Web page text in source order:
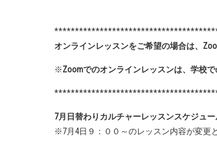
オンラインレッスンをご希望の場合は、
※Zoomでのオンラインレッスンは、学校
7月日替わりカルチャーレッスンスケジュー
※7月4日９：００～のレッスン内容が変更